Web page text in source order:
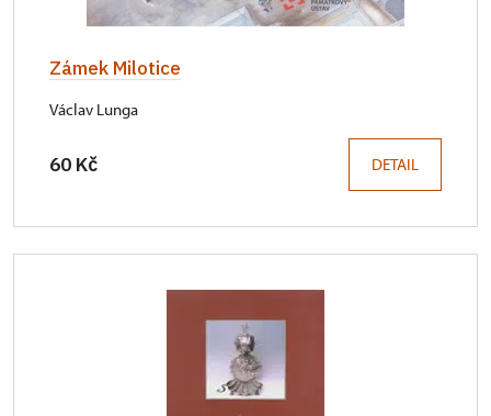
Zámek Milotice
Václav Lunga
60 Kč DETAIL